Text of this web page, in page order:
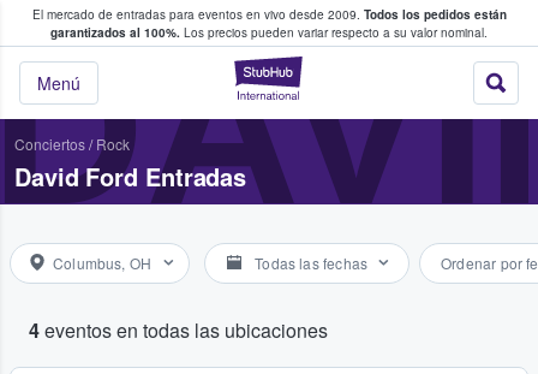
El mercado de entradas para eventos en vivo desde 2009. Todos los pedidos están
garantizados al 100%. Los precios pueden variar respecto a su valor nominal.
StubHub:
Menú
y venta de entradas entre fans
Conciertos/ Rock
David Ford Entradas
Columbus, OH Todas las fechas Ordenar por
4eventos en todas las ubicaciones